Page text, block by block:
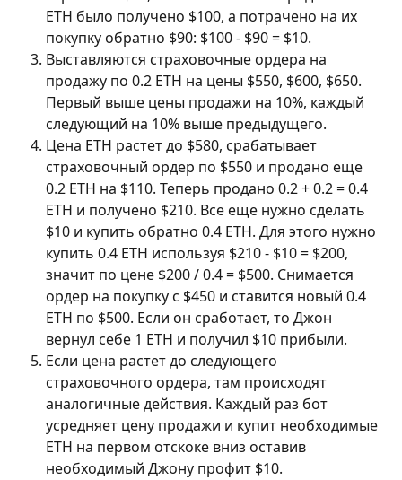
ETH было получено $100, а потрачено на их
покупку обратно $90: $100 - $90 = $10.
Выставляются страховочные ордера на
продажу по 0.2 ETH на цены $550, $600, $650.
Первый выше цены продажи на 10%, каждый
следующий на 10% выше предыдущего.
Цена ETH растет до $580, срабатывает
страховочный ордер по $550 и продано еще
0.2 ETH на $110. Теперь продано 0.2 + 0.2 = 0.4
ETH и получено $210. Все еще нужно сделать
$10 и купить обратно 0.4 ETH. Для этого нужно
купить 0.4 ETH используя $210 - $10 = $200,
значит по цене $200 / 0.4 = $500. Снимается
ордер на покупку с $450 и ставится новый 0.4
ETH по $500. Если он сработает, то Джон
вернул себе 1 ETH и получил $10 прибыли.
Если цена растет до следующего
страховочного ордера, там происходят
аналогичные действия. Каждый раз бот
усредняет цену продажи и купит необходимые
ETH на первом отскоке вниз оставив
необходимый Джону профит $10.